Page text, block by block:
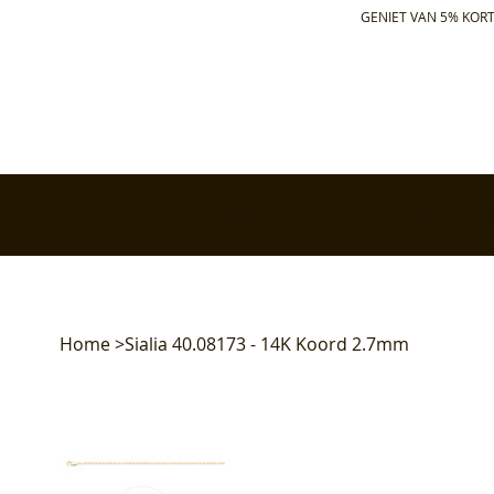
GENIET VAN 5%
Home>Sialia 40.08173 - 14K Koord 2.7mm